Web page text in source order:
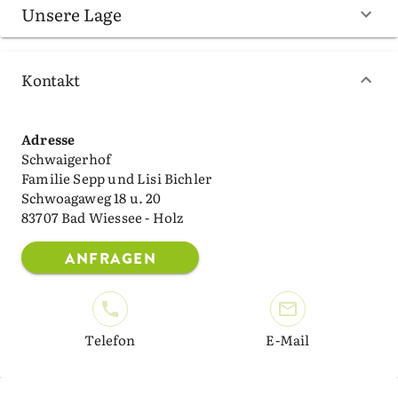
Unsere Lage
Kontakt
Adresse
Schwaigerhof
Familie Sepp und Lisi Bichler
Schwoagaweg 18 u. 20
83707 Bad Wiessee - Holz
ANFRAGEN
Telefon E-Mail